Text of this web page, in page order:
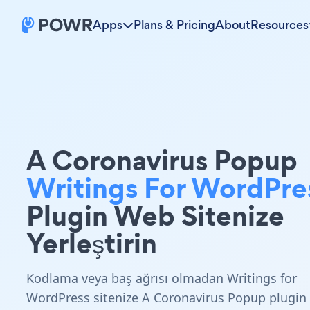
Apps Plans & PricingAboutResources
A Coronavirus Popup
Writings For
Plugin Web Sitenize
Yerleştirin
Kodlama veya baş ağrısı olmadan Writings for
WordPress sitenize A Coronavirus Popup plugin